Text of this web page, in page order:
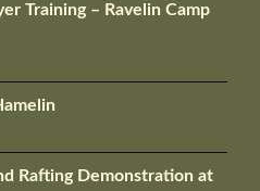
Training – Ravelin Camp
Rafting Demonstration at